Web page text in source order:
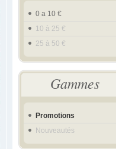
0 a 10 €
10 à 25 €
25 à 50 €
Gammes
Promotions
Nouveautés